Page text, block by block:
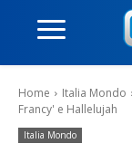
Home Italia Mondo
Francy' e Hallelujah
Italia Mondo